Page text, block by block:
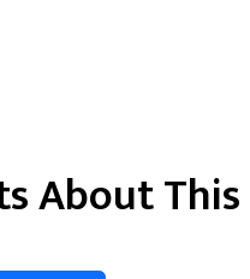
About